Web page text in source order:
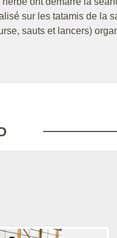
sur les tatamis de la
sauts et lancers)